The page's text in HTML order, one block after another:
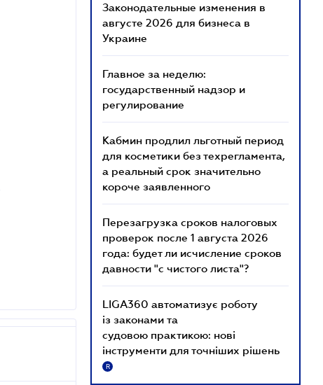
Законодательные изменения в
августе 2026 для бизнеса в
Украине
Главное за неделю:
государственный надзор и
регулирование
Кабмин продлил льготный период
для косметики без техрегламента,
а реальный срок значительно
короче заявленного
Перезагрузка сроков налоговых
проверок после 1 августа 2026
года: будет ли исчисление сроков
давности "с чистого листа"?
LIGA360 автоматизує роботу
із законами та
судовою практикою: нові
інструменти для точніших рішень
R